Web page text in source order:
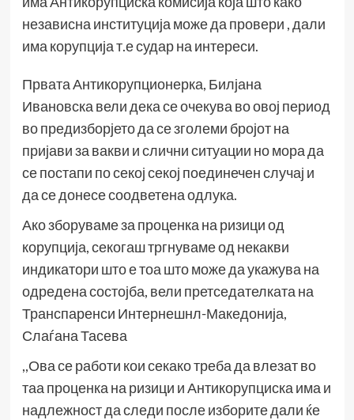
независна институција може да провери , дали
има корупција т.е судар на интереси.
Првата Антикорупционерка, Билјана
Ивановска вели дека се очекува во овој период
во предизборјето да се зголеми бројот на
пријави за вакви и слични ситуации но мора да
се постапи по секој секој поединечен случај и
да се донесе соодветена одлука.
Ако зборуваме за проценка на ризици од
корупција, секогаш тргнуваме од некакви
индикатори што е тоа што може да укажува на
одредена состојба, вели претседателката на
Транспаренси Интернешнл-Македонија,
Слаѓана Тасева
,,Ова се работи кои секако треба да влезат во
таа проценка на ризици и Антикорупциска има и
надлежност да следи после изборите дали ќе